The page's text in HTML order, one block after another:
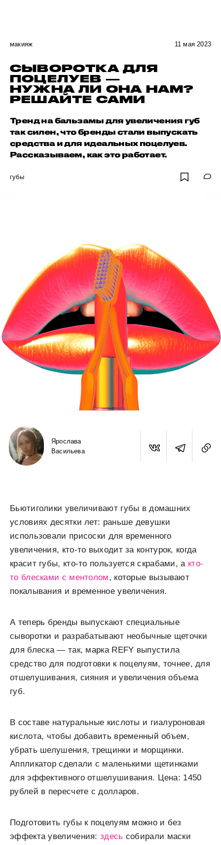
макияж 11 мая 2023
СЫВОРОТКА ДЛЯ
ПОЦЕЛУЕВ —
НУЖНА ЛИ ОНА НАМ?
РЕШАЙТЕ САМИ
Тренд на бальзамы для увеличения губ
так силен, что бренды стали выпускать
средства и для идеальных поцелуев.
Рассказываем, как это работает.
губы
Ярослава
Васильева
Бьютиголики увеличивают губы в домашних
условиях десятки лет: раньше девушки
использовали присоски для временного
увеличения, кто-то выходит за контурок, когда
красит губы, кто-то пользуется скрабами, а кто-
то блесками с ментолом, которые вызывают
покалывания и временное увеличения.
А теперь бренды выпускают специальные
сыворотки и разрабатывают необычные щеточки
для блеска — так, марка REFY выпустила
средство для подготовки к поцелуям, точнее, для
отшелушивания, сияния и увеличения объема
губ.
В составе натуральные кислоты и гиалуроновая
кислота, чтобы добавить временный объем,
убрать шелушения, трещинки и морщинки.
Аппликатор сделали с маленькими щетинками
для эффективного отшелушивания. Цена: 1450
рублей в пересчете с долларов.
Подготовить губы к поцелуям можно и без
эффекта увеличения:здесь собирали маски